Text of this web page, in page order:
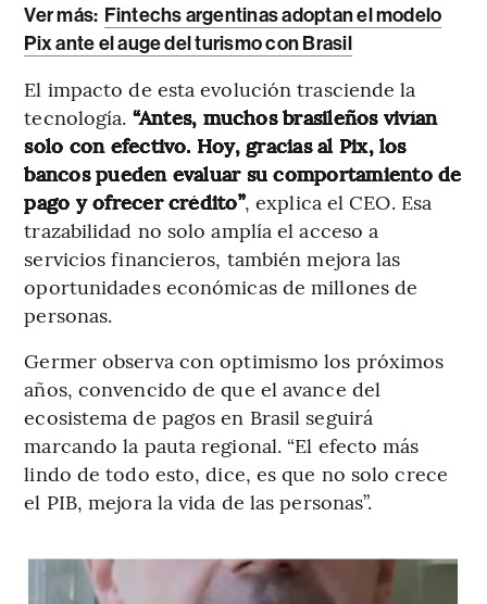
Ver más: Fintechs argentinas adoptan el modelo
Pix ante el auge del turismo con Brasil
El impacto de esta evolución trasciende la
tecnología. “Antes, muchos brasileños vivían
solo con efectivo. Hoy, gracias al Pix, los
bancos pueden evaluar su comportamiento de
pago y ofrecer crédito”, explica el CEO. Esa
trazabilidad no solo amplía el acceso a
servicios financieros, también mejora las
oportunidades económicas de millones de
personas.
Germer observa con optimismo los próximos
años, convencido de que el avance del
ecosistema de pagos en Brasil seguirá
marcando la pauta regional. “El efecto más
lindo de todo esto, dice, es que no solo crece
el PIB, mejora la vida de las personas”.